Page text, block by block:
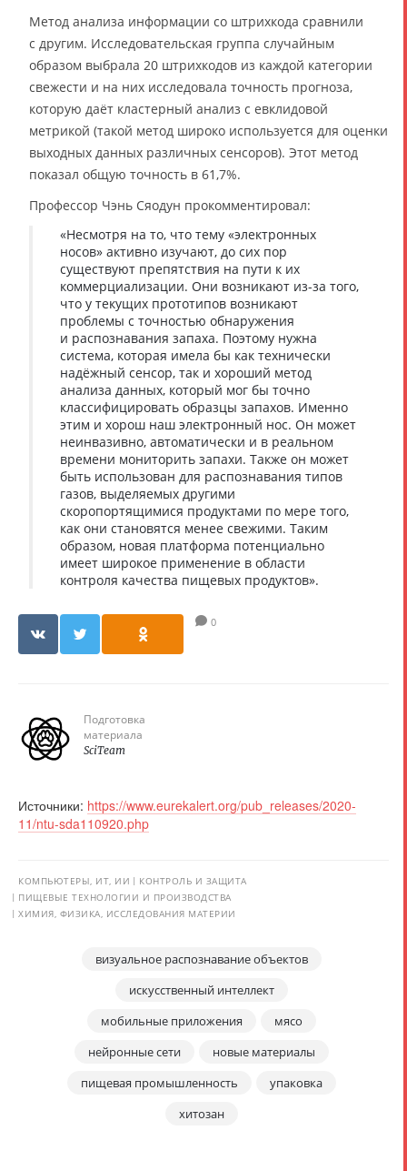
Метод анализа информации со штрихкода сравнили
с другим. Исследовательская группа случайным
образом выбрала 20 штрихкодов из каждой категории
свежести и на них исследовала точность прогноза,
которую даёт кластерный анализ с евклидовой
метрикой (такой метод широко используется для оценки
выходных данных различных сенсоров). Этот метод
показал общую точность в 61,7%.
Профессор Чэнь Сяодун прокомментировал:
«Несмотря на то, что тему «электронных
носов» активно изучают, до сих пор
существуют препятствия на пути к их
коммерциализации. Они возникают из-за того,
что у текущих прототипов возникают
проблемы с точностью обнаружения
и распознавания запаха. Поэтому нужна
система, которая имела бы как технически
надёжный сенсор, так и хороший метод
анализа данных, который мог бы точно
классифицировать образцы запахов. Именно
этим и хорош наш электронный нос. Он может
неинвазивно, автоматически и в реальном
времени мониторить запахи. Также он может
быть использован для распознавания типов
газов, выделяемых другими
скоропортящимися продуктами по мере того,
как они становятся менее свежими. Таким
образом, новая платформа потенциально
имеет широкое применение в области
контроля качества пищевых продуктов».
0
Подготовка
материала
SciTeam
Источники: https://www.eurekalert.org/pub_releases/2020-
11/ntu-sda110920.php
КОМПЬЮТЕРЫ, ИТ, ИИ
КОНТРОЛЬ И ЗАЩИТА
ПИЩЕВЫЕ ТЕХНОЛОГИИ И ПРОИЗВОДСТВА
ХИМИЯ, ФИЗИКА, ИССЛЕДОВАНИЯ МАТЕРИИ
визуальное распознавание объектов
искусственный интеллект
мобильные приложения
мясо
нейронные сети
новые материалы
пищевая промышленность
упаковка
хитозан